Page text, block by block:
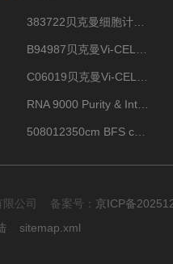
限公司 备案号： 京ICP备
sitemap.xml